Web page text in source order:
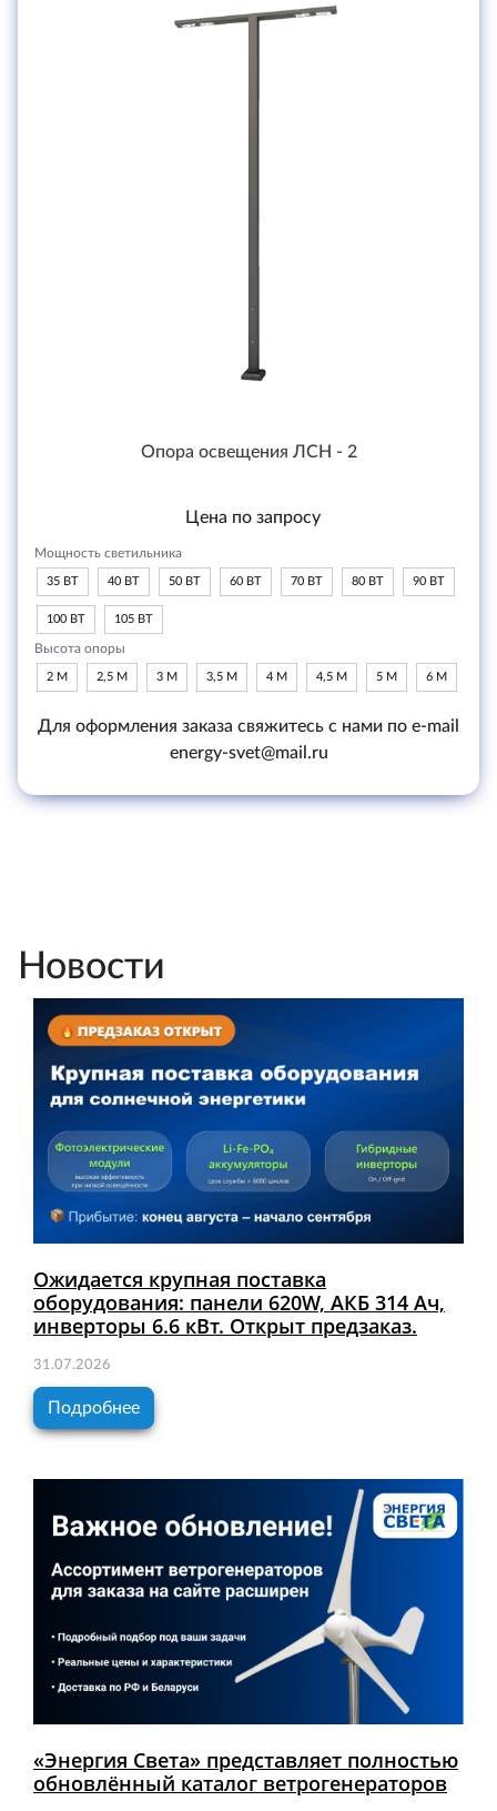
Опора освещения ЛСН - 2
Цена по запросу
Мощность светильника
35 ВТ 40 ВТ 50 ВТ 60 ВТ 70 ВТ 80 ВТ 90 ВТ
100 ВТ 105 ВТ
Высота опоры
2 М 2,5 М 3 М 3,5 М 4 М 4,5 М 5 М 6 М
Для оформления заказа свяжитесь с нами по e-mail
energy-svet@mail.ru
Новости
Ожидается крупная поставка
оборудования: панели 620W, АКБ 314 Ач,
инверторы 6.6 кВт. Открыт предзаказ.
31.07.2026
Подробнее
«Энергия Света» представляет полностью
обновлённый каталог ветрогенераторов